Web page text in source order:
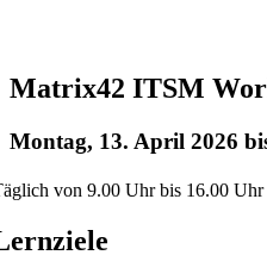
Matrix42 ITSM
Montag, 13. April 2026
von 9.00 Uhr bis 16.00 Uhr